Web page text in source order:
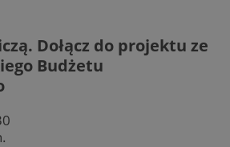
Dołącz do projektu ze
Budżetu